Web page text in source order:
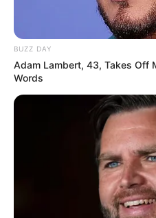
BUZZ DAY
Adam Lambert, 43, Takes Off
Words